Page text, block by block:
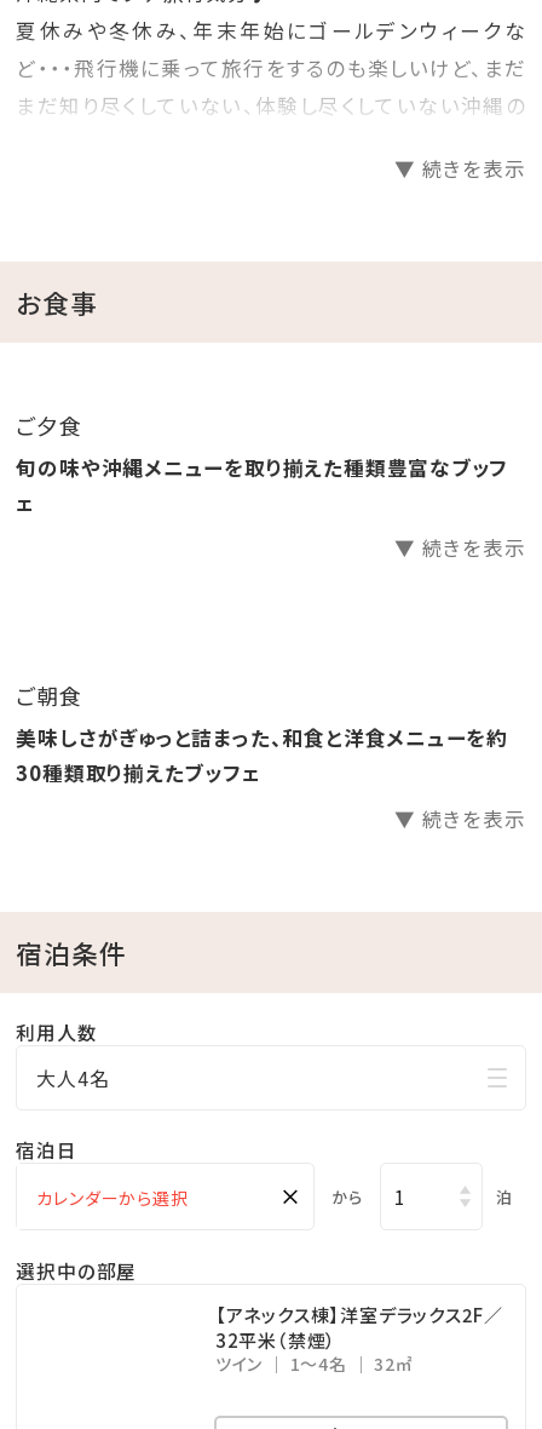
夏休みや冬休み、年末年始にゴールデンウィークな
ど・・・飛行機に乗って旅行をするのも楽しいけど、まだ
まだ知り尽くしていない、体験し尽くしていない沖縄の
そんな時には、早めに計画を立てて予約をするのがお
先の人気日程をお得にゲットしちゃいましょう☆彡
●ラウンジ「感謝」滞在中無料でご利用いただけます。
●ホテル駐車場無料
※刺青やタトゥーをされている方（タトゥーシールも含
む）のご入浴をお断りしております。
※飲酒後のご入浴はお断りしております。
いただけます。
・広々としたスペースは、リモートワークの利用も可能で
す。
□幼児について
※幼児（食事・布団不要）のお子様は、食事・寝具・アメ
※3歳以上のお子様は、夕食代1,200円・朝食代1,000
円を別途頂戴いたします。
□ホテル敷地内で楽しめる！遊びメニューをご紹介（※
▼ 続きを表示
お食事
ご夕食
旬の味や沖縄メニューを取り揃えた種類豊富なブッフ
ェ
▼ 続きを表示
ご朝食
美味しさがぎゅっと詰まった、和食と洋食メニューを約
30種類取り揃えたブッフェ
▼ 続きを表示
宿泊条件
利用人数
大人4名
宿泊日
× から 泊
選択中の部屋
【アネックス棟】洋室デラックス2F／
32平米（禁煙）
ツイン 1～4名 32㎡